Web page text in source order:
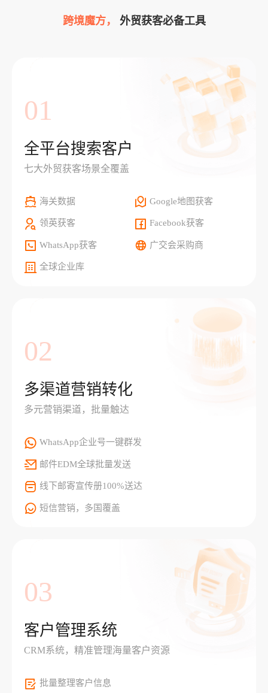
跨境魔方， 外贸获客必备工具
01
全平台搜索客户
七大外贸获客场景全覆盖
海关数据 Google地图获客
领英获客 Facebook获客
WhatsApp获客 广交会采购商
全球企业库
02
多渠道营销转化
多元营销渠道，批量触达
WhatsApp企业号一键群发
邮件EDM全球批量发送
线下邮寄宣传册100%送达
短信营销，多国覆盖
03
客户管理系统
CRM系统，精准管理海量客户资源
批量整理客户信息